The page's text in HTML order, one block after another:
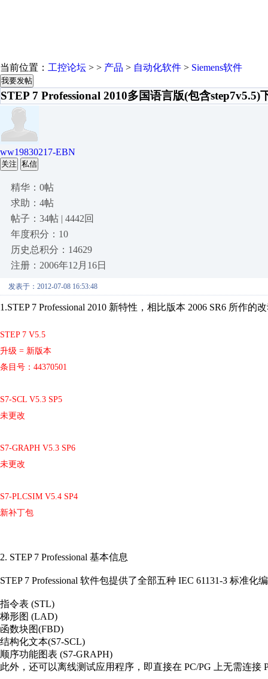
当前位置： 工控论坛 > > 产品 > 自动化软件 > Siemens软件
我要发帖
STEP 7 Professional 2010多国语言版(包含step7v5.5)
ww19830217-EBN
关注 私信
精华：0帖
求助：4帖
帖子：34帖 | 4442回
年度积分：10
历史总积分：14629
注册：2006年12月16日
发表于：2012-07-08 16:53:48
1.STEP 7 Professional 2010 新特性，相比版本 2006 SR6 所作的
STEP 7 V5.5
升级 = 新版本
条目号：44370501
S7-SCL V5.3 SP5
未更改
S7-GRAPH V5.3 SP6
未更改
S7-PLCSIM V5.4 SP4
新补丁包
2. STEP 7 Professional 基本信息
STEP 7 Professional 软件包提供了全部五种 IEC 61131-3 标准化
指令表 (STL)
梯形图 (LAD)
函数块图(FBD)
结构化文本(S7-SCL)
顺序功能图表 (S7-GRAPH)
此外，还可以离线测试应用程序 ，即直接在 PC/PG 上无需连接